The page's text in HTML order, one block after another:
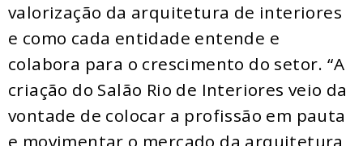
valorização da arquitetura de interiores
e como cada entidade entende e
colabora para o crescimento do setor. “A
criação do Salão Rio de Interiores veio da
vontade de colocar a profissão em pauta
e movimentar o mercado da arquitetura